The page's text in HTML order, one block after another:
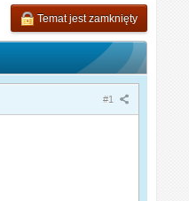
Temat jest zamknięty
#1